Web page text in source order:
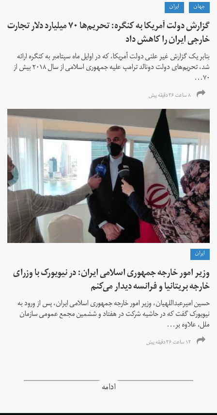
جهان ايران
گزارش دولت آمریکا به کنگره: تحریم‌ها ۷۰ میلیارد دلار تجارت
خارجی ایران را کاهش داد
بنابر یک گزارش غیر علنی دولت آمریکا، که در اوایل ماه سپتامبر به کنگره ارائه
شد، تحریم‌های دولت دونالد ترامپ علیه جمهوری اسلامی از سال ۲۰۱۸ بیش از
۷۰...
۸ ساعت ۳۶ دقیقه پیش
ايران
وزیر امور خارجه جمهوری اسلامی ایران: در نیویورک با وزرای
خارجه بریتانیا و فرانسه دیدار می‌کنم
حسین امیرعبداللهیان، وزیر امور خارجه جمهوری اسلامی ایران، پس از ورود به
نیویورک گفت که در حاشیه شرکت در هفتاد و ششمین مجمع عمومی سازمان
ملل، علاوه بر...
۱۲ ساعت ۳۶ دقیقه پیش
ادامه